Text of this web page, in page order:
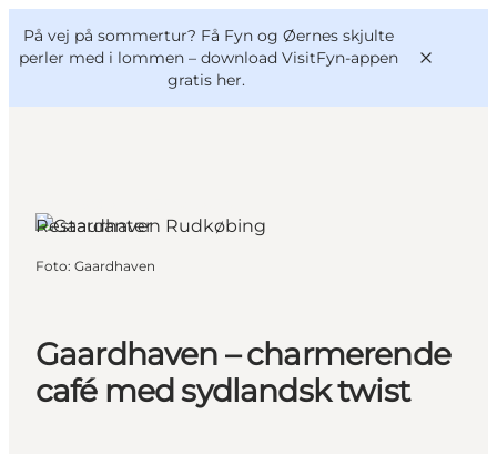
På vej på sommertur? Få Fyn og Øernes skjulte
perler med i lommen – download VisitFyn-appen
gratis her.
Outdoor
Overnatning
Book lokale oplevelser
VisitFyn
Deutsch
Gaardhaven – charmerende
café med sydlandsk twist
Restauranter
Foto: Gaardhaven